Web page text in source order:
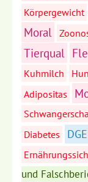
Körpergewicht
Moral
Tierqual
Kuhmilch
Adipositas
Diabetes
DGE
und